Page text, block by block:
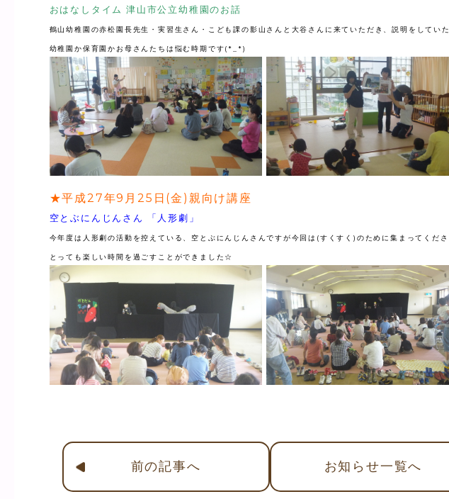
おはなしタイム 津山市公立幼稚園のお話
鶴山幼稚園の赤松園長先生・実習生さん・こども課の影山さんと大谷さんに来ていただき、説明をしていた
幼稚園か保育園かお母さんたちは悩む時期です(*_*)
★平成27年9月25日(金)親向け講座
空とぶにんじんさん 「人形劇」
今年度は人形劇の活動を控えている、空とぶにんじんさんですが今回は(すくすく)のために集まってくだ
とっても楽しい時間を過ごすことができました☆
前の記事へ お知らせ一覧へ